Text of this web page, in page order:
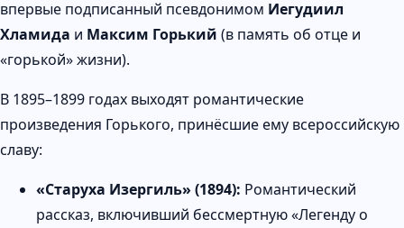
впервые подписанный псевдонимом Иегудиил
Хламида и Максим Горький (в память об отце и
«горькой» жизни).
В 1895–1899 годах выходят романтические
произведения Горького, принёсшие ему всероссийскую
славу:
«Старуха Изергиль» (1894): Романтический
рассказ, включивший бессмертную «Легенду о